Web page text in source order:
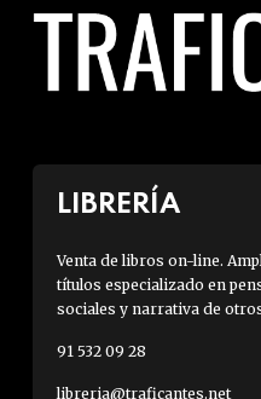
LIBRERÍA
Venta de libros on-line.
títulos especializado en
sociales y narrativa de
91 532 09 28
libreria@traficantes.net